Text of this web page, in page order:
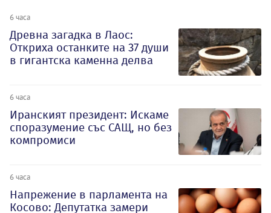
6 часа
Древна загадка в Лаос:
Откриха останките на 37 души
в гигантска каменна делва
6 часа
Иранският президент: Искаме
споразумение със САЩ, но без
компромиси
6 часа
Напрежение в парламента на
Косово: Депутатка замери